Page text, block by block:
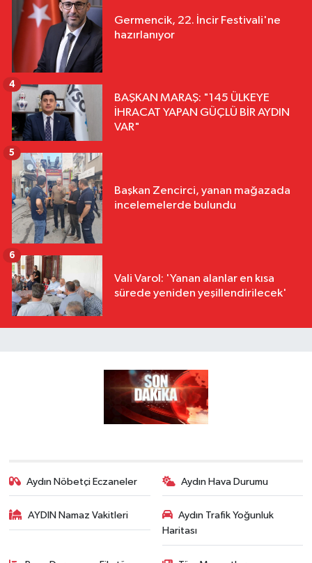
Germencik, 22. İncir Festivali'ne
hazırlanıyor
BAŞKAN MARAŞ: "145 ÜLKEYE
İHRACAT YAPAN GÜÇLÜ BİR AYDIN
VAR"
4
Başkan Zencirci, yanan mağazada
incelemelerde bulundu
5
Vali Varol: 'Yanan alanlar en kısa
sürede yeniden yeşillendirilecek'
6
Aydın Nöbetçi Eczaneler Aydın Hava Durumu
AYDIN Namaz Vakitleri
Aydın Trafik Yoğunluk
Haritası